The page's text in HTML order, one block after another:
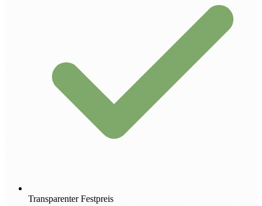
Transparenter Festpreis